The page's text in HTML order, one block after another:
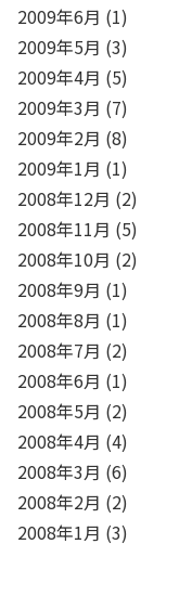
2009年6月 (1)
2009年5月 (3)
2009年4月 (5)
2009年3月 (7)
2009年2月 (8)
2009年1月 (1)
2008年12月 (2)
2008年11月 (5)
2008年10月 (2)
2008年9月 (1)
2008年8月 (1)
2008年7月 (2)
2008年6月 (1)
2008年5月 (2)
2008年4月 (4)
2008年3月 (6)
2008年2月 (2)
2008年1月 (3)